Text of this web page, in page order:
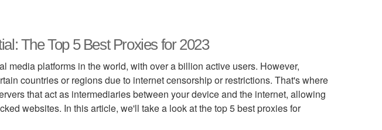
The Top 5 Best Proxies for 2023
media platforms in the world, with over a billion active users. However,
countries or regions due to internet censorship or restrictions. That's where
that act as intermediaries between your device and the internet, allowing
websites. In this article, we'll take a look at the top 5 best proxies for